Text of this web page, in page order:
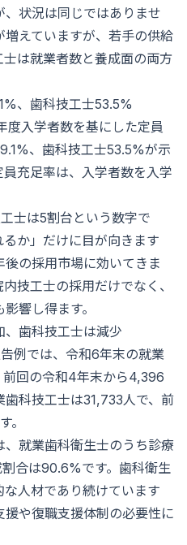
状況は同じではありませ
えていますが、若手の供給
は就業者数と養成面の両方
、歯科技工士53.5%
度入学者数を基にした定員
、歯科技工士53.5%が示
充足率は、入学者数を入学
士は5割台という数字で
か」だけに目が向きます
の採用市場に効いてきま
技工士の採用だけでなく、
響し得ます。
歯科技工士は減少
例では、令和6年末の就業
回の令和4年末から4,396
科技工士は31,733人で、前
。
就業歯科衛生士のうち診療
合は90.6%です。歯科衛生
人材であり続けています
や復職支援体制の必要性に